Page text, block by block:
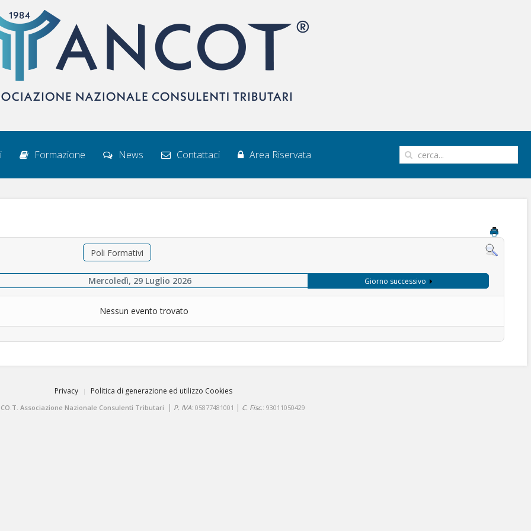
Formazione News Contattaci Area Riservata
Poli Formativi
Mercoledì, 29 Luglio 2026 Giorno successivo
Nessun evento trovato
Privacy Politica di generazione ed utilizzo Cookies
Associazione Nazionale Consulenti Tributari | P. IVA: 05877481001 | C. Fisc.: 93011050429